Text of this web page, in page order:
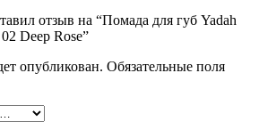
отзыв на “Помада для губ Yadah
Deep Rose”
опубликован. Обязательные поля